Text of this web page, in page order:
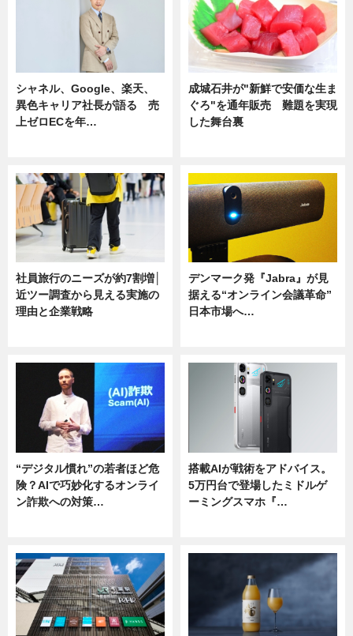
シャネル、Google、楽天、
異色キャリア社長が語る 売
上ゼロECを年…
成城石井が"新鮮で安価な生ま
ぐろ"を通年販売 難題を実現
した舞台裏
社員旅行のニーズが約7割増│
近ツー調査から見える実施の
理由と企業戦略
デンマーク発『Jabra』が見
据える“オンライン会議革命”
日本市場へ…
“デジタル慣れ”の若者ほど危
険？AIで巧妙化するオンライ
ン詐欺への対策…
搭載AIが戦術をアドバイス。
5万円台で登場したミドルゲ
ーミングスマホ『…